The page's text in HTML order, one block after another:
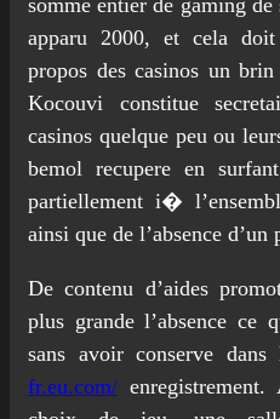
apparu 2000, et cela
propos des casinos un
Kocouvi constitue
casinos quelque peu ou
bemol recupere en
partiellement i�
ainsi que de l’absence
De contenu d’aides
plus grande l’absence ce
sans avoir conserve dans
fr.eu.com/